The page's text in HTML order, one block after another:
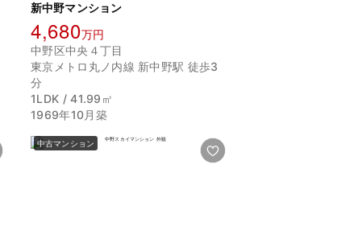
新中野マンション
4,680万円
中野区中央４丁目
東京メトロ丸ノ内線 新中野駅 徒歩3
分
1LDK / 41.99㎡
1969年10月築
中古マンション